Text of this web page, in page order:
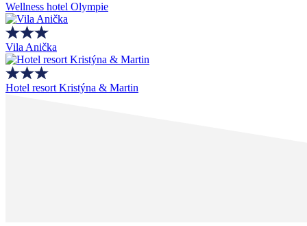
Wellness hotel Olympie
Vila Anička
Hotel resort Kristýna & Martin